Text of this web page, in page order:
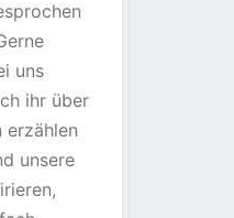
uns
ihr über
erzählen
unsere